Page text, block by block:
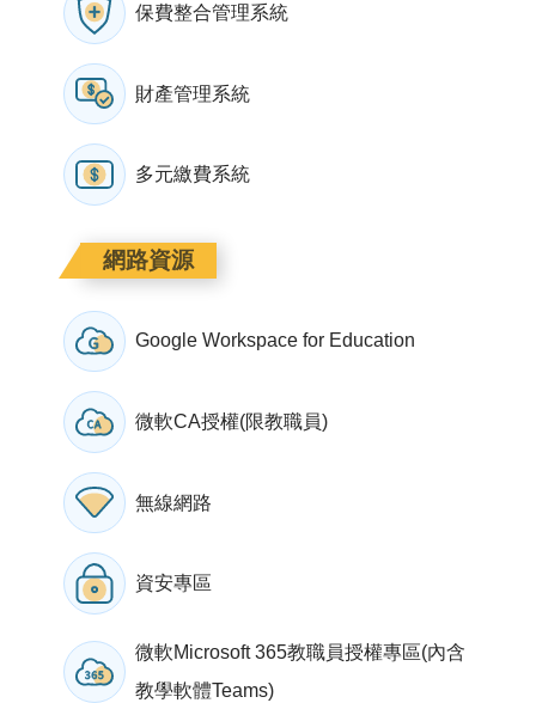
保費整合管理系統
財產管理系統
多元繳費系統
網路資源
Google Workspace for Education
微軟CA授權(限教職員)
無線網路
資安專區
微軟Microsoft 365教職員授權專區(內含
教學軟體Teams)